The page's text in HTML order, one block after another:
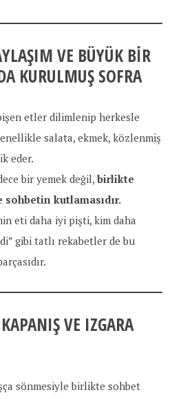
VE BÜYÜK BIR
KURULMUŞ SOFRA
etler dilimlenip herkesle
salata, ekmek, közlenmiş
eder.
bir yemek değil, birlikte
sohbetin kutlamasıdır.
eti daha iyi pişti, kim daha
gibi tatlı rekabetler de bu
VE IZGARA
sönmesiyle birlikte sohbet